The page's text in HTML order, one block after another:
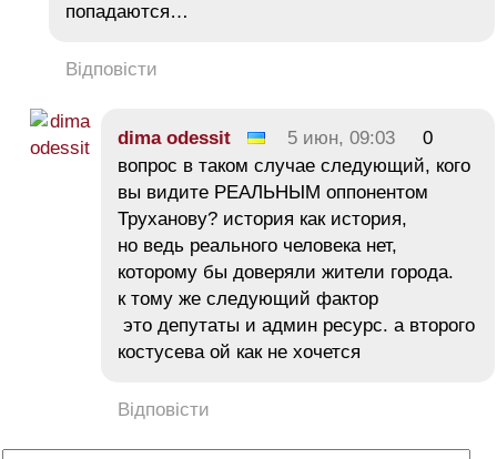
попадаются…
Відповісти
dima odessit 5 июн, 09:03
0
вопрос в таком случае следующий, кого
вы видите РЕАЛЬНЫМ оппонентом
Труханову? история как история,
но ведь реального человека нет,
которому бы доверяли жители города.
к тому же следующий фактор
это депутаты и админ ресурс. а второго
костусева ой как не хочется
Відповісти